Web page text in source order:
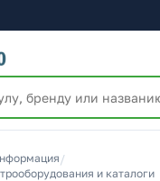
/
и каталоги